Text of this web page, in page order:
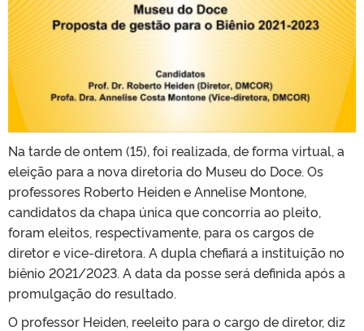
Na tarde de ontem (15), foi realizada, de forma virtual, a
eleição para a nova diretoria do Museu do Doce. Os
professores Roberto Heiden e Annelise Montone,
candidatos da chapa única que concorria ao pleito,
foram eleitos, respectivamente, para os cargos de
diretor e vice-diretora. A dupla chefiará a instituição no
biênio 2021/2023. A data da posse será definida após a
promulgação do resultado.
O professor Heiden, reeleito para o cargo de diretor, diz